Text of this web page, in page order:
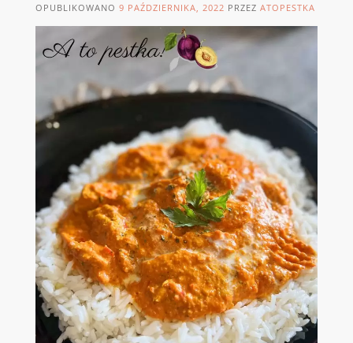
OPUBLIKOWANO 9 PAŹDZIERNIKA, 2022 PRZEZ ATOPESTKA